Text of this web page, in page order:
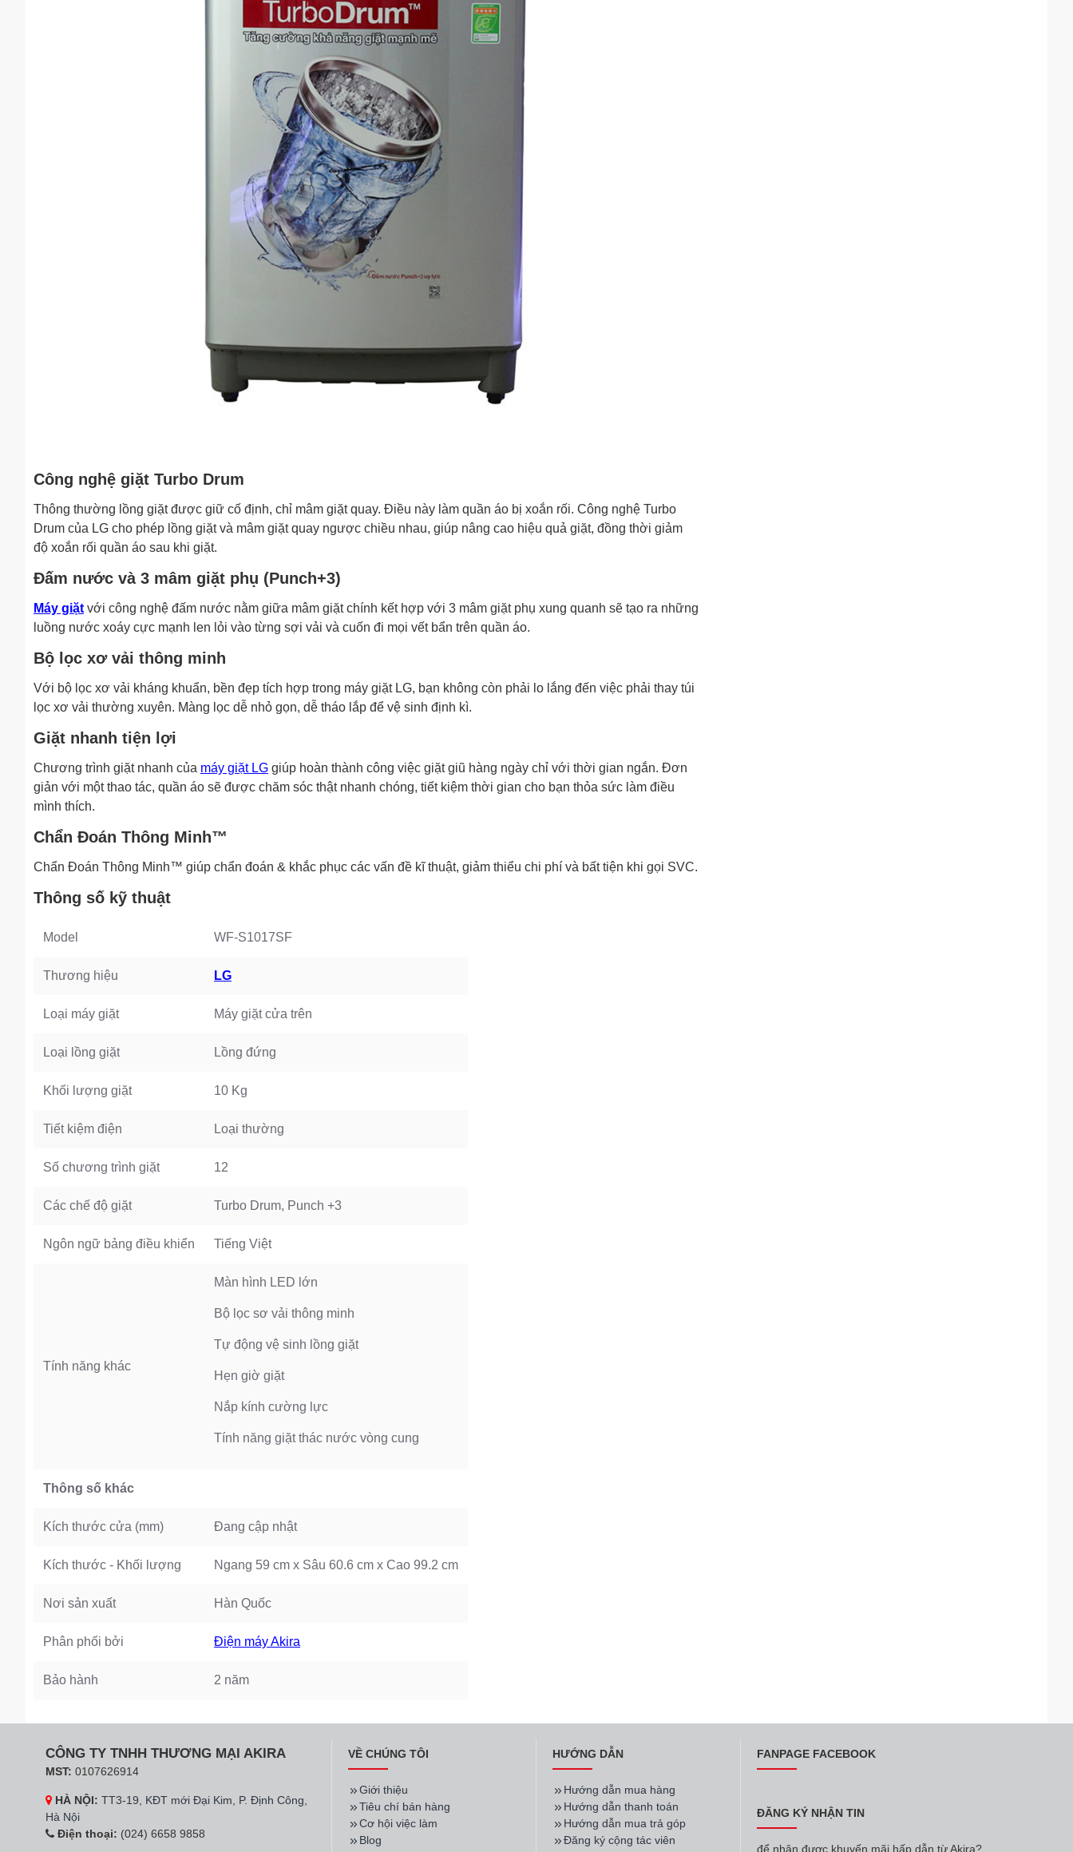
Công nghệ giặt Turbo Drum
Thông thường lồng giặt được giữ cố định, chỉ mâm giặt quay. Điều này làm quần áo bị xoắn rối. Công nghệ Turbo
Drum của LG cho phép lồng giặt và mâm giặt quay ngược chiều nhau, giúp nâng cao hiệu quả giặt, đồng thời giảm
độ xoắn rối quần áo sau khi giặt.
Đấm nước và 3 mâm giặt phụ (Punch+3)
Máy giặt với công nghệ đấm nước nằm giữa mâm giặt chính kết hợp với 3 mâm giặt phụ xung quanh sẽ tạo ra những
luồng nước xoáy cực mạnh len lỏi vào từng sợi vải và cuốn đi mọi vết bẩn trên quần áo.
Bộ lọc xơ vải thông minh
Với bộ lọc xơ vải kháng khuẩn, bền đẹp tích hợp trong máy giặt LG, bạn không còn phải lo lắng đến việc phải thay túi
lọc xơ vải thường xuyên. Màng lọc dễ nhỏ gọn, dễ tháo lắp để vệ sinh định kì.
Giặt nhanh tiện lợi
Chương trình giặt nhanh của máy giặt LG giúp hoàn thành công việc giặt giũ hàng ngày chỉ với thời gian ngắn. Đơn
giản với một thao tác, quần áo sẽ được chăm sóc thật nhanh chóng, tiết kiệm thời gian cho bạn thỏa sức làm điều
mình thích.
Chẩn Đoán Thông Minh™
Chẩn Đoán Thông Minh™ giúp chẩn đoán & khắc phục các vấn đề kĩ thuật, giảm thiểu chi phí và bất tiện khi gọi SVC.
Thông số kỹ thuật
Model WF-S1017SF
Thương hiệu LG
Loại máy giặt Máy giặt cửa trên
Loại lồng giặt Lồng đứng
Khối lượng giặt 10 Kg
Tiết kiệm điện Loại thường
Số chương trình giặt 12
Các chế độ giặt Turbo Drum, Punch +3
Ngôn ngữ bảng điều khiển Tiếng Việt
Tính năng khác
Màn hình LED lớn
Bộ lọc sơ vải thông minh
Tự động vệ sinh lồng giặt
Hẹn giờ giặt
Nắp kính cường lực
Tính năng giặt thác nước vòng cung
Thông số khác
Kích thước cửa (mm) Đang cập nhật
Kích thước - Khối lượng Ngang 59 cm x Sâu 60.6 cm x Cao 99.2 cm
Nơi sản xuất Hàn Quốc
Phân phối bởi Điện máy Akira
Bảo hành 2 năm
CÔNG TY TNHH THƯƠNG MẠI AKIRA
MST: 0107626914
HÀ NỘI: TT3-19, KĐT mới Đại Kim, P. Định Công,
Hà Nội
Điện thoại: (024) 6658 9858
VỀ CHÚNG TÔI
Giới thiệu
Tiêu chí bán hàng
Cơ hội việc làm
Blog
HƯỚNG DẪN
Hướng dẫn mua hàng
Hướng dẫn thanh toán
Hướng dẫn mua trả góp
Đăng ký cộng tác viên
FANPAGE FACEBOOK
ĐĂNG KÝ NHẬN TIN
để nhận được khuyến mãi hấp dẫn từ Akira?